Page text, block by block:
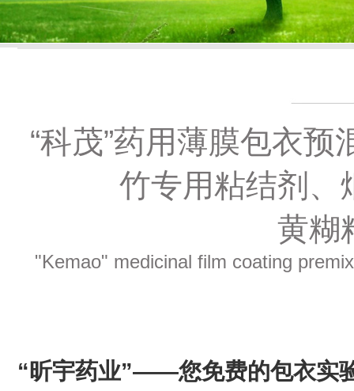
“科茂”药用薄膜包衣
竹专用粘结剂、
黄糊
"Kemao" medicinal film coating
“昕宇药业”——您免费的包衣实